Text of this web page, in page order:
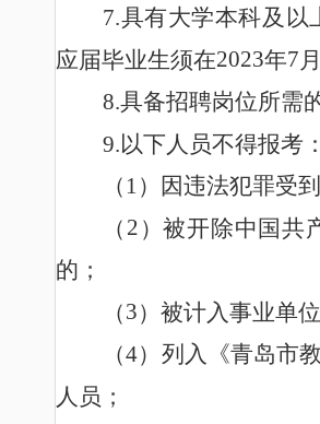
7.具有大学本科及以
应届毕业生须在2023年7
8.具备招聘岗位所需
9.以下人员不得报考
（ 1）因违法犯罪受
（ 2 ）被开除中国共
的；
（3）被计入事业单
（4）列入《青岛市
人员；